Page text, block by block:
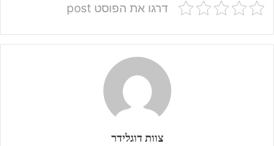
דרגו את הפוסט post
צוות דוגלידר